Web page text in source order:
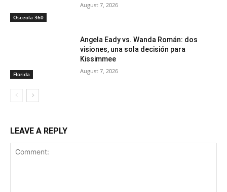
Osceola 360
August 7, 2026
Florida
Angela Eady vs. Wanda Román: dos
visiones, una sola decisión para
Kissimmee
August 7, 2026
LEAVE A REPLY